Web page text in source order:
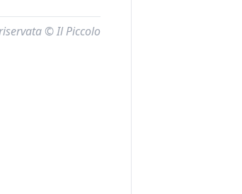
© Il Piccolo